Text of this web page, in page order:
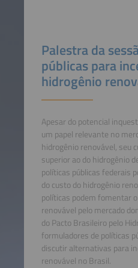
Palestra da
públicas para
hidrogênio
Apesar do potencial
um papel relevante no
hidrogênio renovável, seu
superior ao do hidrogênio
políticas públicas federais
do custo do hidrogênio
políticas podem fomentar
renovável pelo mercado
do Pacto Brasileiro pelo
formuladores de políticas
discutir alternativas para
renovável no Brasil.